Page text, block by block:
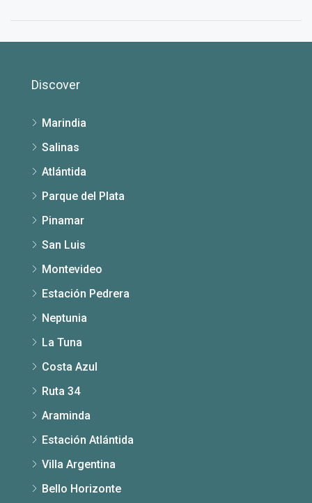
Discover
Marindia
Salinas
Atlántida
Parque del Plata
Pinamar
San Luis
Montevideo
Estación Pedrera
Neptunia
La Tuna
Costa Azul
Ruta 34
Araminda
Estación Atlántida
Villa Argentina
Bello Horizonte